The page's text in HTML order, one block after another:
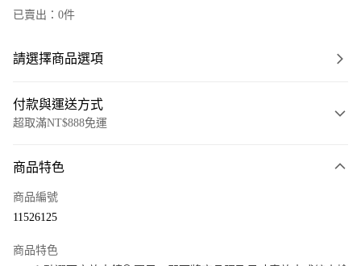
已賣出：0件
請選擇商品選項
付款與運送方式
超取滿NT$888免運
信用卡一次付款
商品特色
商品編號
11526125
商品特色